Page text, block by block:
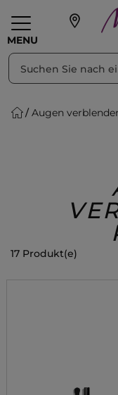
MENU
Geschenke
Augen
17 Produkt(e)
sortieren nach